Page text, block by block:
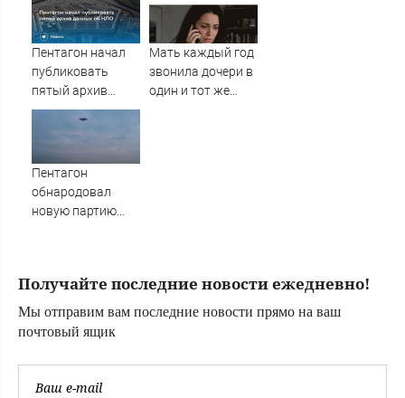
человека
Пентагон начал
публиковать
пятый архив
данных об НЛО
Мать каждый год
звонила дочери в
один и тот же
Пентагон
обнародовал
новую партию
Получайте последние новости ежедневно!
Мы отправим вам последние новости прямо на ваш
почтовый ящик